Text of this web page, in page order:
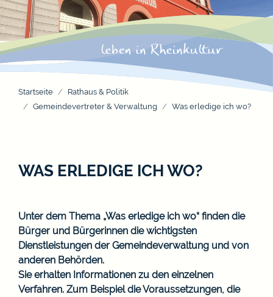
Startseite
Rathaus & Politik
Gemeindevertreter & Verwaltung
Was erledige ich wo?
WAS ERLEDIGE ICH WO?
Unter dem Thema „Was erledige ich wo“ finden die
Bürger und Bürgerinnen die wichtigsten
Dienstleistungen der Gemeindeverwaltung und von
anderen Behörden.
Sie erhalten Informationen zu den einzelnen
Verfahren. Zum Beispiel die Voraussetzungen, die